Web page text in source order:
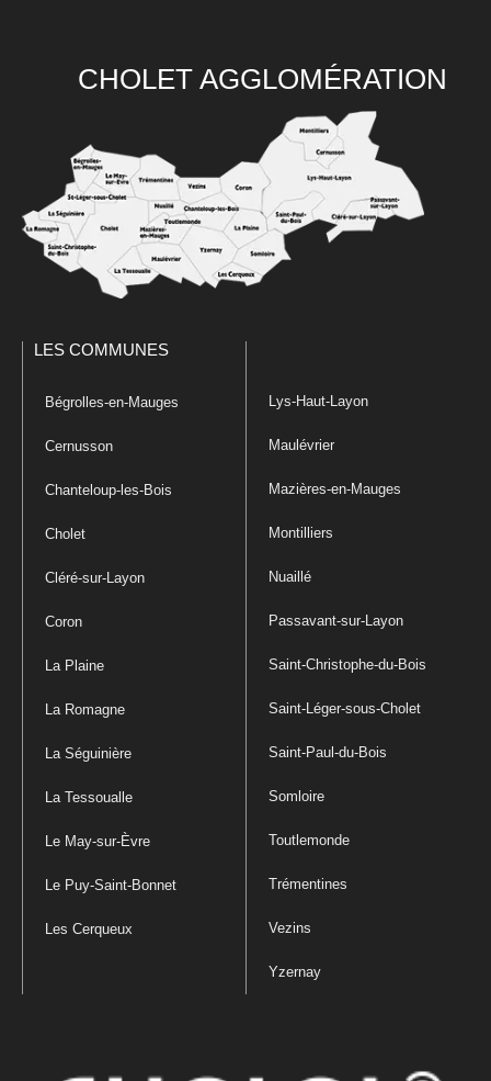
CHOLET AGGLOMÉRATION
LES COMMUNES
Bégrolles-en-Mauges
Cernusson
Chanteloup-les-Bois
Cholet
Cléré-sur-Layon
Coron
La Plaine
La Romagne
La Séguinière
La Tessoualle
Le May-sur-Èvre
Le Puy-Saint-Bonnet
Les Cerqueux
Lys-Haut-Layon
Maulévrier
Mazières-en-Mauges
Montilliers
Nuaillé
Passavant-sur-Layon
Saint-Christophe-du-Bois
Saint-Léger-sous-Cholet
Saint-Paul-du-Bois
Somloire
Toutlemonde
Trémentines
Vezins
Yzernay